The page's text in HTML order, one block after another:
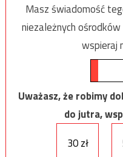
Masz świadomość
niezależnych
wspieraj
Uważasz, że robimy
do jutra,
30 zł